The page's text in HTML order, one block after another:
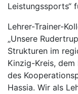
Leistungssports“
Lehrer-Trainer-
„Unsere
Strukturen im
Kinzig-Kreis, dem
des
Hassia. Wir als